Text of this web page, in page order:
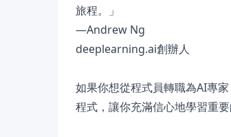
旅程。」
—Andrew Ng
deeplearning.ai創辦人
如果你想從程式員轉職為AI專
程式，讓你充滿信心地學習重